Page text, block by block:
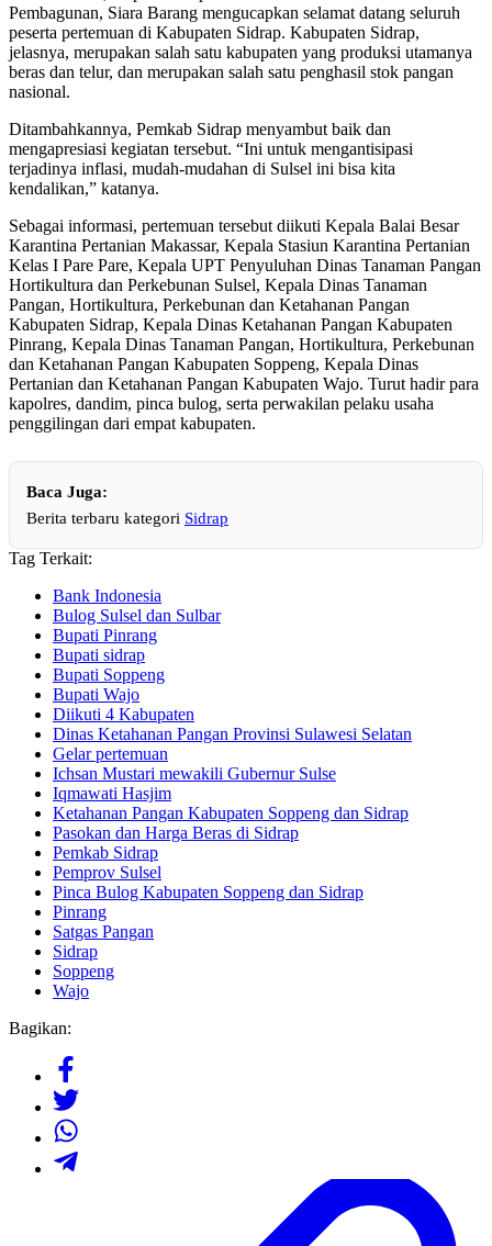
Pembagunan, Siara Barang mengucapkan selamat datang seluruh
peserta pertemuan di Kabupaten Sidrap. Kabupaten Sidrap,
jelasnya, merupakan salah satu kabupaten yang produksi utamanya
beras dan telur, dan merupakan salah satu penghasil stok pangan
nasional.
Ditambahkannya, Pemkab Sidrap menyambut baik dan
mengapresiasi kegiatan tersebut. “Ini untuk mengantisipasi
terjadinya inflasi, mudah-mudahan di Sulsel ini bisa kita
kendalikan,” katanya.
Sebagai informasi, pertemuan tersebut diikuti Kepala Balai Besar
Karantina Pertanian Makassar, Kepala Stasiun Karantina Pertanian
Kelas I Pare Pare, Kepala UPT Penyuluhan Dinas Tanaman Pangan
Hortikultura dan Perkebunan Sulsel, Kepala Dinas Tanaman
Pangan, Hortikultura, Perkebunan dan Ketahanan Pangan
Kabupaten Sidrap, Kepala Dinas Ketahanan Pangan Kabupaten
Pinrang, Kepala Dinas Tanaman Pangan, Hortikultura, Perkebunan
dan Ketahanan Pangan Kabupaten Soppeng, Kepala Dinas
Pertanian dan Ketahanan Pangan Kabupaten Wajo. Turut hadir para
kapolres, dandim, pinca bulog, serta perwakilan pelaku usaha
penggilingan dari empat kabupaten.
Baca Juga:
Berita terbaru kategori Sidrap
Tag Terkait:
Bank Indonesia
Bulog Sulsel dan Sulbar
Bupati Pinrang
Bupati sidrap
Bupati Soppeng
Bupati Wajo
Diikuti 4 Kabupaten
Dinas Ketahanan Pangan Provinsi Sulawesi Selatan
Gelar pertemuan
Ichsan Mustari mewakili Gubernur Sulse
Iqmawati Hasjim
Ketahanan Pangan Kabupaten Soppeng dan Sidrap
Pasokan dan Harga Beras di Sidrap
Pemkab Sidrap
Pemprov Sulsel
Pinca Bulog Kabupaten Soppeng dan Sidrap
Pinrang
Satgas Pangan
Sidrap
Soppeng
Wajo
Bagikan: